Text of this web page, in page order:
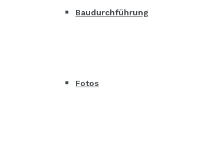
Baudurchführung
Fotos